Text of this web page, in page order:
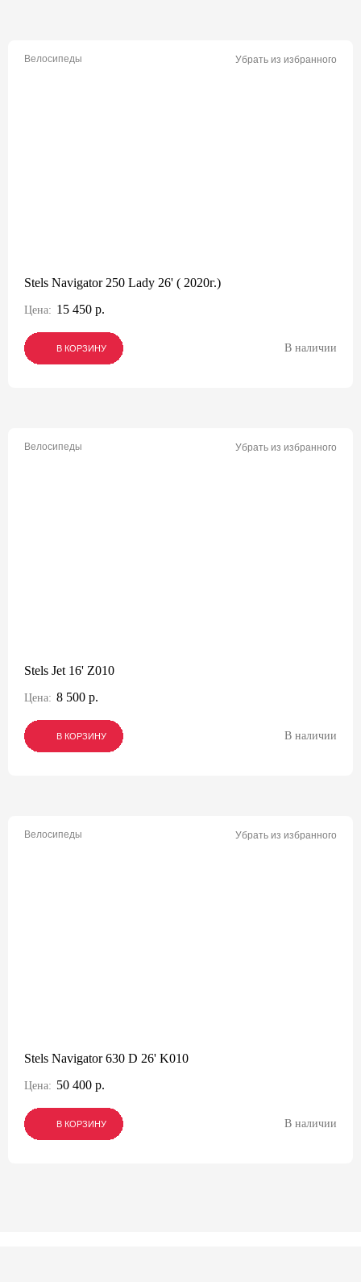
Велосипеды Убрать из избранного
Stels Navigator 250 Lady 26' ( 2020г.)
Цена: 15 450 р.
В КОРЗИНУ
В КОРЗИНУ
В КОРЗИНУ В наличии
Велосипеды Убрать из избранного
Stels Jet 16' Z010
Цена: 8 500 р.
В КОРЗИНУ
В КОРЗИНУ
В КОРЗИНУ В наличии
Велосипеды Убрать из избранного
Stels Navigator 630 D 26' K010
Цена: 50 400 р.
В КОРЗИНУ
В КОРЗИНУ
В КОРЗИНУ В наличии